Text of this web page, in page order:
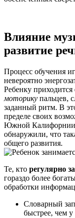
Влияние
развитие
Процесс обучения
невероятно
Ребенку
моторику пальцев,
заданный ритм. В
пределе своих
Южной Калифорнии
обнаружили, что
общего развития.
Те, кто регулярно
гораздо более
обработки
Словарный
быстрее, чем у